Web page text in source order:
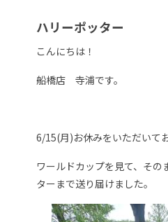
ハリーポッター
こんにちは！
船橋店 寺浦です。
6/15(月)お休みをいただいて
ワールドカップを見て、その
ターまで送り届けました。